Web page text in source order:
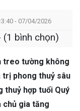
- 07/04/2026
bình chọn)
treo tường không
phong thuỷ sâu
hợp tuổi Quý
chủ gia tăng